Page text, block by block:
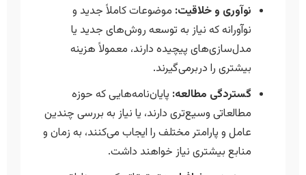
نوآوری و خلاقیت: موضوعات کاملاً جدید و
نوآورانه که نیاز به توسعه روش‌های جدید یا
مدل‌سازی‌های پیچیده دارند، معمولاً هزینه
بیشتری را دربرمی‌گیرند.
گستردگی مطالعه: پایان‌نامه‌هایی که حوزه
مطالعاتی وسیع‌تری دارند، یا نیاز به بررسی چندین
عامل و پارامتر مختلف را ایجاب می‌کنند، به زمان و
منابع بیشتری نیاز خواهند داشت.